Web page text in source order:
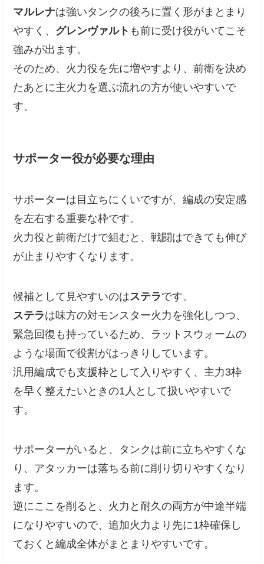
マルレナは強いタンクの後ろに置く形がまとまり
やすく、 グレンヴァルト も前に受け役がいてこそ
強みが出ます。
そのため、火力役を先に増やすより、前衛を決め
たあとに主火力を選ぶ流れの方が使いやすいで
す。
サポーター役が必要な理由
サポーターは目立ちにくいですが、編成の安定感
を左右する重要な枠です。
火力役と前衛だけで組むと、戦闘はできても伸び
が止まりやすくなります。
候補として見やすいのはステラです。
ステラは味方の対モンスター火力を強化しつつ、
緊急回復も持っているため、ラットスウォームの
ような場面で役割がはっきりしています。
汎用編成でも支援枠として入りやすく、主力3枠
を早く整えたいときの1人として扱いやすいで
す。
サポーターがいると、タンクは前に立ちやすくな
り、アタッカーは落ちる前に削り切りやすくなり
ます。
逆にここを削ると、火力と耐久の両方が中途半端
になりやすいので、追加火力より先に1枠確保し
ておくと編成全体がまとまりやすいです。